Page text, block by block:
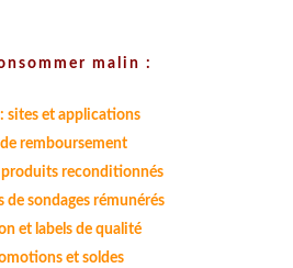
malin :
sites et applications
remboursement
produits reconditionnés
de sondages rémunérés
et labels de qualité
et soldes